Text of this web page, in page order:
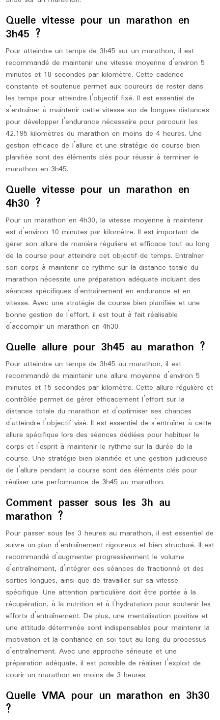
Quelle vitesse pour un marathon en
3h45 ?
Pour atteindre un temps de 3h45 sur un marathon, il est
recommandé de maintenir une vitesse moyenne d’environ 5
minutes et 18 secondes par kilomètre. Cette cadence
constante et soutenue permet aux coureurs de rester dans
les temps pour atteindre l’objectif fixé. Il est essentiel de
s’entraîner à maintenir cette vitesse sur de longues distances
pour développer l’endurance nécessaire pour parcourir les
42,195 kilomètres du marathon en moins de 4 heures. Une
gestion efficace de l’allure et une stratégie de course bien
planifiée sont des éléments clés pour réussir à terminer le
marathon en 3h45.
Quelle vitesse pour un marathon en
4h30 ?
Pour un marathon en 4h30, la vitesse moyenne à maintenir
est d’environ 10 minutes par kilomètre. Il est important de
gérer son allure de manière régulière et efficace tout au long
de la course pour atteindre cet objectif de temps. Entraîner
son corps à maintenir ce rythme sur la distance totale du
marathon nécessite une préparation adéquate incluant des
séances spécifiques d’entraînement en endurance et en
vitesse. Avec une stratégie de course bien planifiée et une
bonne gestion de l’effort, il est tout à fait réalisable
d’accomplir un marathon en 4h30.
Quelle allure pour 3h45 au marathon ?
Pour atteindre un temps de 3h45 au marathon, il est
recommandé de maintenir une allure moyenne d’environ 5
minutes et 15 secondes par kilomètre. Cette allure régulière et
contrôlée permet de gérer efficacement l’effort sur la
distance totale du marathon et d’optimiser ses chances
d’atteindre l’objectif visé. Il est essentiel de s’entraîner à cette
allure spécifique lors des séances dédiées pour habituer le
corps et l’esprit à maintenir le rythme sur la durée de la
course. Une stratégie bien planifiée et une gestion judicieuse
de l’allure pendant la course sont des éléments clés pour
réaliser une performance de 3h45 au marathon.
Comment passer sous les 3h au
marathon ?
Pour passer sous les 3 heures au marathon, il est essentiel de
suivre un plan d’entraînement rigoureux et bien structuré. Il est
recommandé d’augmenter progressivement le volume
d’entraînement, d’intégrer des séances de fractionné et des
sorties longues, ainsi que de travailler sur sa vitesse
spécifique. Une attention particulière doit être portée à la
récupération, à la nutrition et à l’hydratation pour soutenir les
efforts d’entraînement. De plus, une mentalisation positive et
une attitude déterminée sont indispensables pour maintenir la
motivation et la confiance en soi tout au long du processus
d’entraînement. Avec une approche sérieuse et une
préparation adéquate, il est possible de réaliser l’exploit de
courir un marathon en moins de 3 heures.
Quelle VMA pour un marathon en 3h30
?